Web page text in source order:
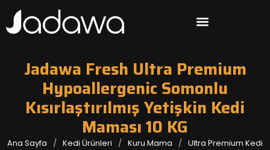
Jadawa Fresh Ultra Premium
Hypoallergenic Somonlu
Kısırlaştırılmış Yetişkin Kedi
Maması 10 KG
Ana Sayfa Kedi Ürünleri Kuru Mama
Ultra Premium Kedi